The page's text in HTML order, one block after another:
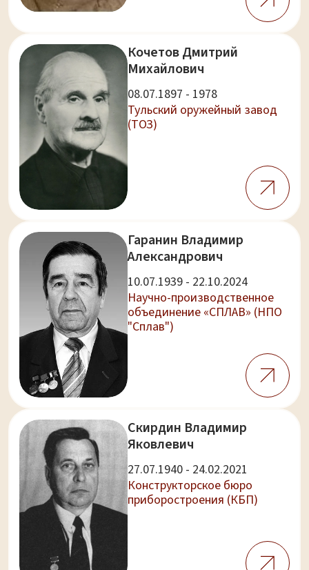
Кочетов Дмитрий
Михайлович
08.07.1897 - 1978
Тульский оружейный завод
(ТОЗ)
Гаранин Владимир
Александрович
10.07.1939 - 22.10.2024
Научно-производственное
объединение «СПЛАВ» (НПО
"Сплав")
Скирдин Владимир
Яковлевич
27.07.1940 - 24.02.2021
Конструкторское бюро
приборостроения (КБП)